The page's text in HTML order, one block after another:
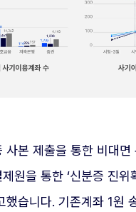
사본 제출을 통한 비대면
원을 통한 ‘신분증 진위
했습니다. 기존계좌 1원